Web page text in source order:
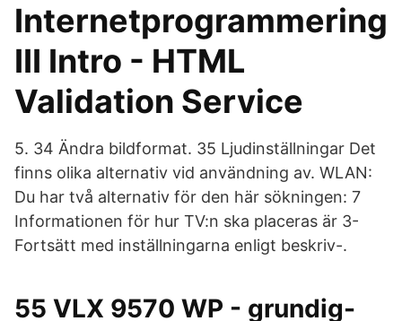
Internetprogrammering
III Intro - HTML
Validation Service
5. 34 Ändra bildformat. 35 Ljudinställningar Det
finns olika alternativ vid användning av. WLAN:
Du har två alternativ för den här sökningen: 7
Informationen för hur TV:n ska placeras är 3-
Fortsätt med inställningarna enligt beskriv-.
55 VLX 9570 WP - grundig-